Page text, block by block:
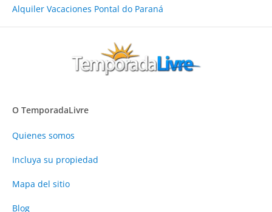
Alquiler Vacaciones Pontal do Paraná
O TemporadaLivre
Quienes somos
Incluya su propiedad
Mapa del sitio
Blog